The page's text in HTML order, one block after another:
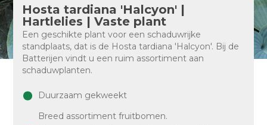
Hosta tardiana 'Halcyon' |
Hartlelies | Vaste plant
Een geschikte plant voor een schaduwrijke
standplaats, dat is de Hosta tardiana 'Halcyon'. Bij de
Batterijen vindt u een ruim assortiment aan
schaduwplanten.
Duurzaam gekweekt
Breed assortiment fruitbomen.